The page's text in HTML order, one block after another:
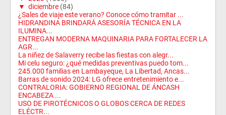
▼ diciembre (84)
¿Sales de viaje este verano? Conoce cómo tramitar ...
HIDRANDINA BRINDARÁ ASESORÍA TÉCNICA EN LA
ILUMINA...
ENTREGAN MODERNA MAQUINARIA PARA FORTALECER LA
AGR...
La niñez de Salaverry recibe las fiestas con alegr...
Mi celu seguro: ¿qué medidas preventivas puedo tom...
245.000 familias en Lambayeque, La Libertad, Ancas...
Barras de sonido 2024: LG ofrece entretenimiento e...
CONTRALORIA: GOBIERNO REGIONAL DE ÁNCASH
ENCABEZA ...
USO DE PIROTÉCNICOS O GLOBOS CERCA DE REDES
ELÉCTR...